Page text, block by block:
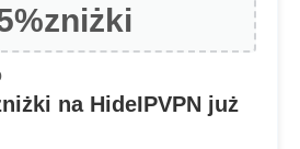
zniżki
na HideIPVPN już